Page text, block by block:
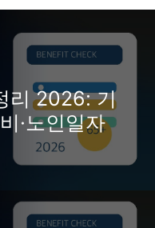
리 2026: 기
·노인일자